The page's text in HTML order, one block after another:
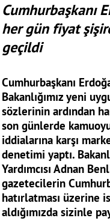
Cumhurbaşkanı
her gün fiyat
geçildi
Cumhurbaşkanı
Bakanlığımız yeni
sözlerinin ardından
son günlerde
iddialarına karşı
denetimi yaptı.
Yardımcısı Adnan
gazetecilerin
hatırlatması üzerine
aldığımızda sizinle